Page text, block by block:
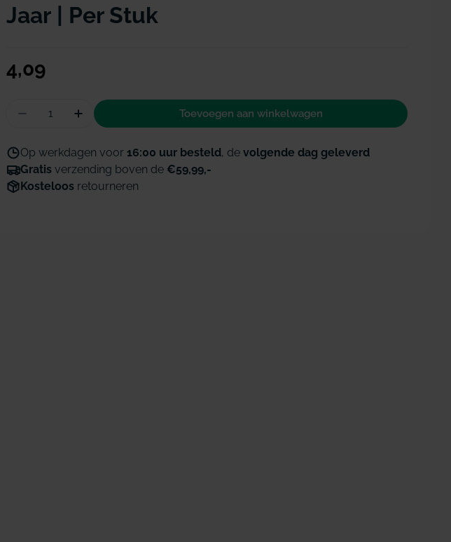
media 1 in modaal venster
Kids Gel tandpasta
voor Vitis Kids Gel tandpasta
Junior mondspoeling
voor Elmex Junior mondspoeling
Jaar | Per Stuk
Normale
4,09
Aantal verminderen voor GUM Junior+Timer tandenborstel 7-9 jaar
Hoeveelheid verhogen voor GUM Junior+Timer tandenborstel
Toevoegen aan winkelwagen
Op werkdagen voor 16:00 uur besteld, de volgende dag geleverd
Gratis verzending boven de €59,99,-
Kosteloos retourneren